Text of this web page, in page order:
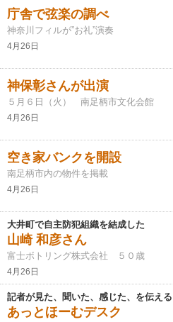
庁舎で弦楽の調べ
神奈川フィルが”お礼”演奏
4月26日
神保彰さんが出演
５月６日（火） 南足柄市文化会館
4月26日
空き家バンクを開設
南足柄市内の物件を掲載
4月26日
大井町で自主防犯組織を結成した
山崎 和彦さん
富士ボトリング株式会社 ５０歳
4月26日
記者が見た、聞いた、感じた、を伝える
あっとほーむデスク